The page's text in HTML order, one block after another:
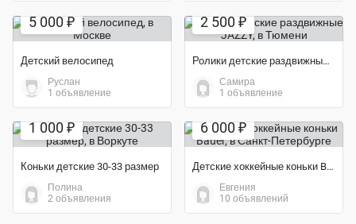
5 000 ₽
Детский велосипед
Руслан
1 объявление
2 500 ₽
Ролики детские раздвижные JAZZY
Самира
1 объявление
1 000 ₽
Коньки детские 30-33 размер
Полина
2 объявления
6 000 ₽
Детские хоккейные коньки Bauer
Евгения
10 объявлений